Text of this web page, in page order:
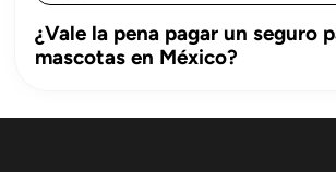
¿Vale la pena pagar un seguro
mascotas en México?